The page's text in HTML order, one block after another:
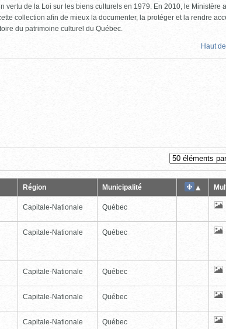
vertu de la Loi sur les biens culturels en 1979. En 2010, le Ministère a
collection afin de mieux la documenter, la protéger et la rendre
du patrimoine culturel du Québec.
Haut
Région Municipalité
Capitale-Nationale Québec
Capitale-Nationale Québec
Capitale-Nationale Québec
Capitale-Nationale Québec
Capitale-Nationale Québec